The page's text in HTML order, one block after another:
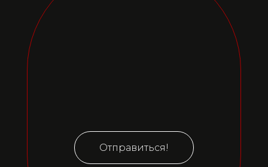
Отправиться!